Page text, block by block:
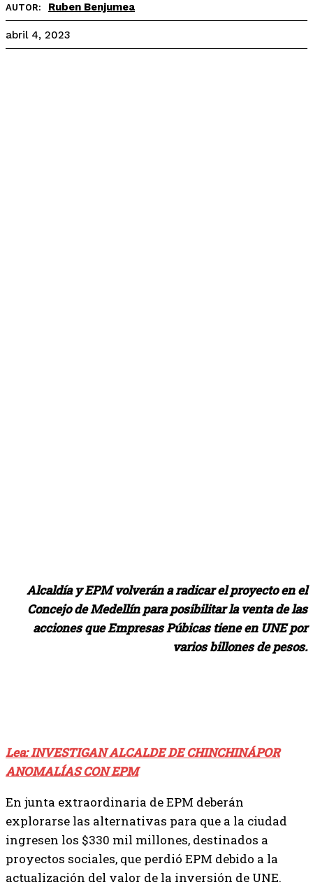
AUTOR: Ruben Benjumea
abril 4, 2023
Alcaldía y EPM volverán a radicar el proyecto en el
Concejo de Medellín para posibilitar la venta de las
acciones que Empresas Púbicas tiene en UNE por
varios billones de pesos.
Lea: INVESTIGAN ALCALDE DE CHINCHINÁPOR
ANOMALÍAS CON EPM
En junta extraordinaria de EPM deberán
explorarse las alternativas para que a la ciudad
ingresen los $330 mil millones, destinados a
proyectos sociales, que perdió EPM debido a la
actualización del valor de la inversión de UNE.